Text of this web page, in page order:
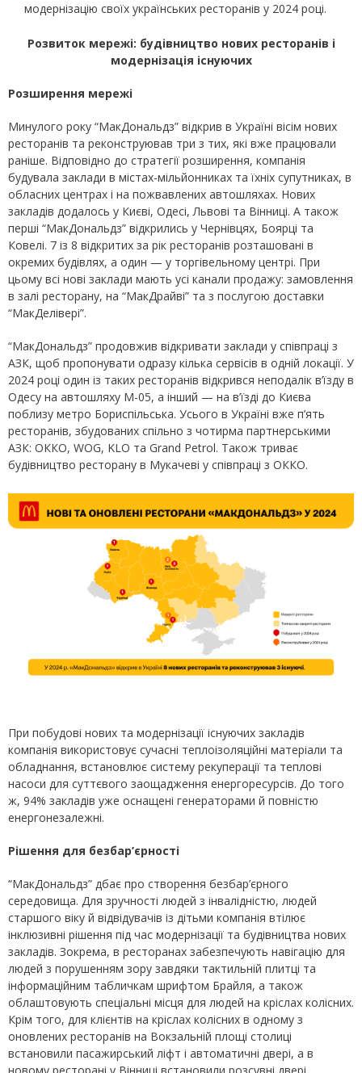
модернізацію своїх українських ресторанів у 2024 році.
Розвиток мережі: будівництво нових ресторанів і
модернізація існуючих
Розширення мережі
Минулого року “МакДональдз” відкрив в Україні вісім нових
ресторанів та реконструював три з тих, які вже працювали
раніше. Відповідно до стратегії розширення, компанія
будувала заклади в містах-мільйонниках та їхніх супутниках, в
обласних центрах і на пожвавлених автошляхах. Нових
закладів додалось у Києві, Одесі, Львові та Вінниці. А також
перші “МакДональдз” відкрились у Чернівцях, Боярці та
Ковелі. 7 із 8 відкритих за рік ресторанів розташовані в
окремих будівлях, а один — у торгівельному центрі. При
цьому всі нові заклади мають усі канали продажу: замовлення
в залі ресторану, на “МакДрайві” та з послугою доставки
“МакДелівері”.
“МакДональдз” продовжив відкривати заклади у співпраці з
АЗК, щоб пропонувати одразу кілька сервісів в одній локації. У
2024 році один із таких ресторанів відкрився неподалік в’їзду в
Одесу на автошляху М-05, а інший — на в’їзді до Києва
поблизу метро Бориспільська. Усього в Україні вже п’ять
ресторанів, збудованих спільно з чотирма партнерськими
АЗК: ОККО, WOG, KLO та Grand Petrol. Також триває
будівництво ресторану в Мукачеві у співпраці з ОККО.
При побудові нових та модернізації існуючих закладів
компанія використовує сучасні теплоізоляційні матеріали та
обладнання, встановлює систему рекуперації та теплові
насоси для суттєвого заощадження енергоресурсів. До того
ж, 94% закладів уже оснащені генераторами й повністю
енергонезалежні.
Рішення для безбар’єрності
“МакДональдз” дбає про створення безбар’єрного
середовища. Для зручності людей з інвалідністю, людей
старшого віку й відвідувачів із дітьми компанія втілює
інклюзивні рішення під час модернізації та будівництва нових
закладів. Зокрема, в ресторанах забезпечують навігацію для
людей з порушенням зору завдяки тактильній плитці та
інформаційним табличкам шрифтом Брайля, а також
облаштовують спеціальні місця для людей на кріслах колісних.
Крім того, для клієнтів на кріслах колісних в одному з
оновлених ресторанів на Вокзальній площі столиці
встановили пасажирський ліфт і автоматичні двері, а в